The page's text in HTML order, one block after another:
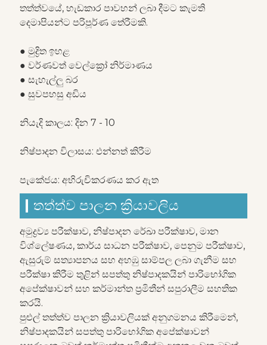
තත්ත්වයේ, හැඩකාර පාවහන් ලබා දීමට කැමති
දෙමාපියන්ට පරිපූර්ණ තේරීමකි.
● මුද්‍රිත ඉහළ
● වර්ණවත් වෙල්ක්‍රෝ නිර්මාණය
● සැහැල්ලු බර
● සුවපහසු අඩිය
නියැදි කාලය: දින 7 - 10
නිෂ්පාදන විලාසය: එන්නත් කිරීම
පැකේජය: අභිරුචිකරණය කර ඇත
තත්ත්ව පාලන ක්‍රියාවලිය
අමුද්‍රව්‍ය පරීක්ෂාව, නිෂ්පාදන රේඛා පරීක්ෂාව, මාන
විශ්ලේෂණය, කාර්ය සාධන පරීක්ෂාව, පෙනුම පරීක්ෂාව,
ඇසුරුම් සත්‍යාපනය සහ අහඹු සාම්පල ලබා ගැනීම සහ
පරීක්ෂා කිරීම තුළින් සපත්තු නිෂ්පාදකයින් පාරිභෝගික
අපේක්ෂාවන් සහ කර්මාන්ත ප්‍රමිතීන් සපුරාලීම සහතික
කරයි.
පුළුල් තත්ත්ව පාලන ක්‍රියාවලියක් අනුගමනය කිරීමෙන්,
නිෂ්පාදකයින් සපත්තු පාරිභෝගික අපේක්ෂාවන්